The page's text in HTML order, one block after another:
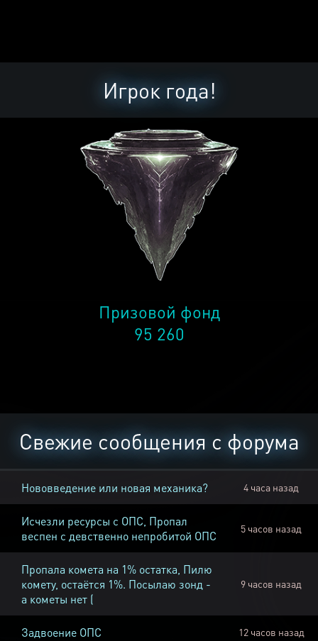
Игрок года!
Призовой фонд
95 260
Свежие сообщения с форума
Нововведение или новая механика? 4 часа назад
Исчезли ресурсы с ОПС, Пропал
веспен с девственно непробитой ОПС
5 часов назад
Пропала комета на 1% остатка, Пилю
комету, остаётся 1%. Посылаю зонд -
а кометы нет (
9 часов назад
Задвоение ОПС 12 часов назад